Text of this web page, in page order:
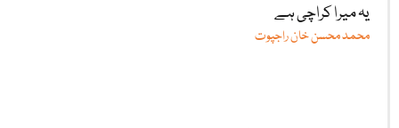
یہ میرا کراچی ہے
محمد محسن خان راجپوت